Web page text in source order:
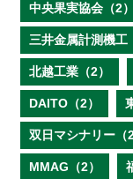
中央果実協会（2）
三井金属計測機工
北越工業（2）
DAITO（2）
双日マシナリー（2
MMAG（2）